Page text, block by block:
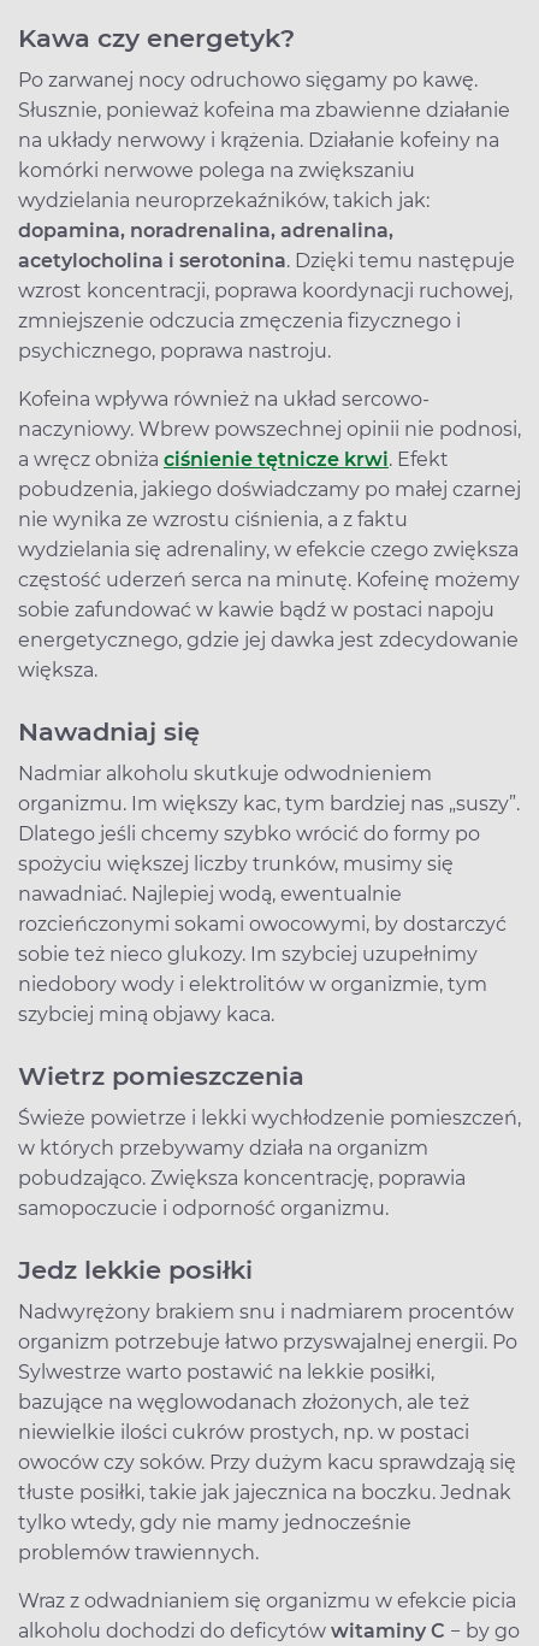
Kawa czy energetyk?
Po zarwanej nocy odruchowo sięgamy po kawę.
Słusznie, ponieważ kofeina ma zbawienne działanie
na układy nerwowy i krążenia. Działanie kofeiny na
komórki nerwowe polega na zwiększaniu
wydzielania neuroprzekaźników, takich jak:
dopamina, noradrenalina, adrenalina,
acetylocholina i serotonina. Dzięki temu następuje
wzrost koncentracji, poprawa koordynacji ruchowej,
zmniejszenie odczucia zmęczenia fizycznego i
psychicznego, poprawa nastroju.
Kofeina wpływa również na układ sercowo-
naczyniowy. Wbrew powszechnej opinii nie podnosi,
a wręcz obniża ciśnienie tętnicze krwi. Efekt
pobudzenia, jakiego doświadczamy po małej czarnej
nie wynika ze wzrostu ciśnienia, a z faktu
wydzielania się adrenaliny, w efekcie czego zwiększa
częstość uderzeń serca na minutę. Kofeinę możemy
sobie zafundować w kawie bądź w postaci napoju
energetycznego, gdzie jej dawka jest zdecydowanie
większa.
Nawadniaj się
Nadmiar alkoholu skutkuje odwodnieniem
organizmu. Im większy kac, tym bardziej nas „suszy”.
Dlatego jeśli chcemy szybko wrócić do formy po
spożyciu większej liczby trunków, musimy się
nawadniać. Najlepiej wodą, ewentualnie
rozcieńczonymi sokami owocowymi, by dostarczyć
sobie też nieco glukozy. Im szybciej uzupełnimy
niedobory wody i elektrolitów w organizmie, tym
szybciej miną objawy kaca.
Wietrz pomieszczenia
Świeże powietrze i lekki wychłodzenie pomieszczeń,
w których przebywamy działa na organizm
pobudzająco. Zwiększa koncentrację, poprawia
samopoczucie i odporność organizmu.
Jedz lekkie posiłki
Nadwyrężony brakiem snu i nadmiarem procentów
organizm potrzebuje łatwo przyswajalnej energii. Po
Sylwestrze warto postawić na lekkie posiłki,
bazujące na węglowodanach złożonych, ale też
niewielkie ilości cukrów prostych, np. w postaci
owoców czy soków. Przy dużym kacu sprawdzają się
tłuste posiłki, takie jak jajecznica na boczku. Jednak
tylko wtedy, gdy nie mamy jednocześnie
problemów trawiennych.
Wraz z odwadnianiem się organizmu w efekcie picia
alkoholu dochodzi do deficytów witaminy C − by go